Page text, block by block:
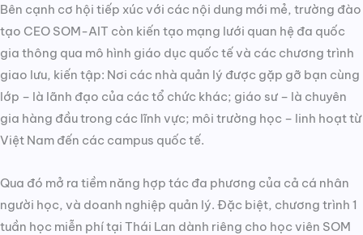
Bên cạnh cơ hội tiếp xúc với các nội dung mới mẻ, trường đào
tạo CEO SOM-AIT còn kiến tạo mạng lưới quan hệ đa quốc
gia thông qua mô hình giáo dục quốc tế và các chương trình
giao lưu, kiến tập: Nơi các nhà quản lý được gặp gỡ bạn cùng
lớp – là lãnh đạo của các tổ chức khác; giáo sư – là chuyên
gia hàng đầu trong các lĩnh vực; môi trường học – linh hoạt từ
Việt Nam đến các campus quốc tế.
Qua đó mở ra tiềm năng hợp tác đa phương của cả cá nhân
người học, và doanh nghiệp quản lý. Đặc biệt, chương trình 1
tuần học miễn phí tại Thái Lan dành riêng cho học viên SOM